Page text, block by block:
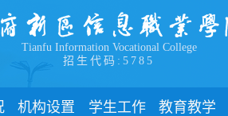
Tianfu Information Vocational College
招生代码:5785
机构设置 学生工作 教育教学